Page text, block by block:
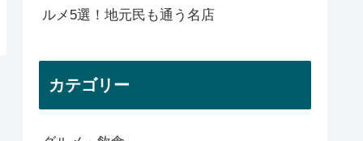
ルメ5選！地元民も通う名店
カテゴリー